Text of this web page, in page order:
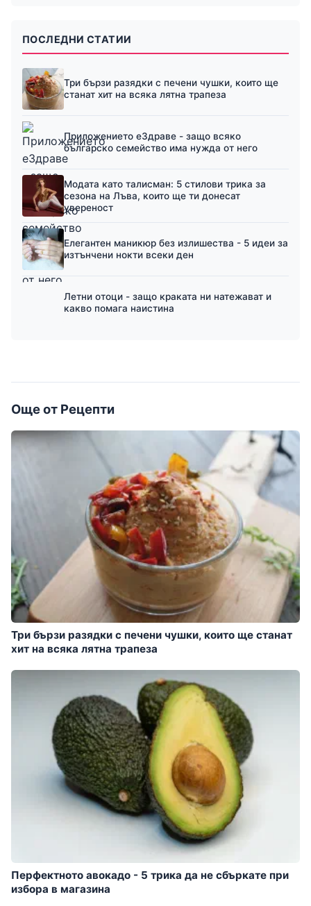
ПОСЛЕДНИ СТАТИИ
Три бързи разядки с печени чушки, които ще
станат хит на всяка лятна трапеза
Приложението еЗдраве - защо всяко
българско семейство има нужда от него
Модата като талисман: 5 стилови трика за
сезона на Лъва, които ще ти донесат
увереност
Елегантен маникюр без излишества - 5 идеи за
изтънчени нокти всеки ден
Летни отоци - защо краката ни натежават и
какво помага наистина
Още от Рецепти
Три бързи разядки с печени чушки, които ще станат
хит на всяка лятна трапеза
Перфектното авокадо - 5 трика да не сбъркате при
избора в магазина